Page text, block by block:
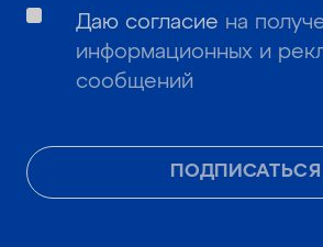
ПОДПИСАТЬСЯ
Даю согласие на
информационных и
сообщений